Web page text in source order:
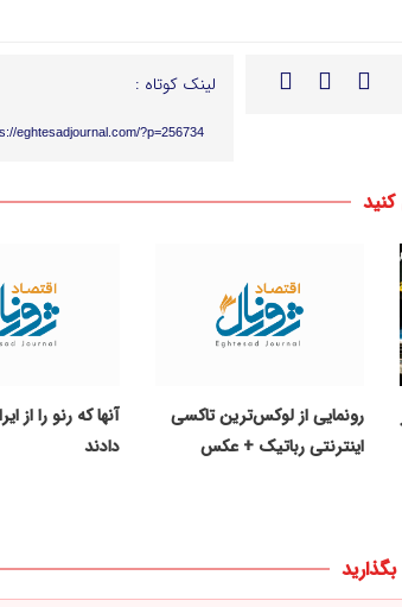
لینک کوتاه :
eghtesadjournal.com/?p=256734
رونمایی از لوکس‌ترین تاکسی
اینترنتی رباتیک + عکس
آنها که رنو را از
دادند